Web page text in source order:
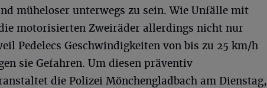
müheloser unterwegs zu sein. Wie Unfälle mit
motorisierten Zweiräder allerdings nicht nur
Pedelecs Geschwindigkeiten von bis zu 25 km/h
sie Gefahren. Um diesen präventiv
die Polizei Mönchengladbach am Dienstag,